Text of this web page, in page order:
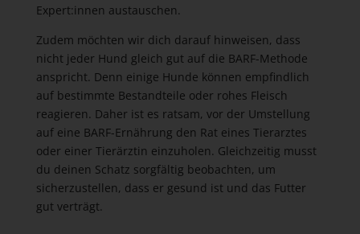
Expert:innen austauschen.
Zudem möchten wir dich darauf hinweisen, dass
nicht jeder Hund gleich gut auf die BARF-Methode
anspricht. Denn einige Hunde können empfindlich
auf bestimmte Bestandteile oder rohes Fleisch
reagieren. Daher ist es ratsam, vor der Umstellung
auf eine BARF-Ernährung den Rat eines Tierarztes
oder einer Tierärztin einzuholen. Gleichzeitig musst
du deinen Schatz sorgfältig beobachten, um
sicherzustellen, dass er gesund ist und das Futter
gut verträgt.